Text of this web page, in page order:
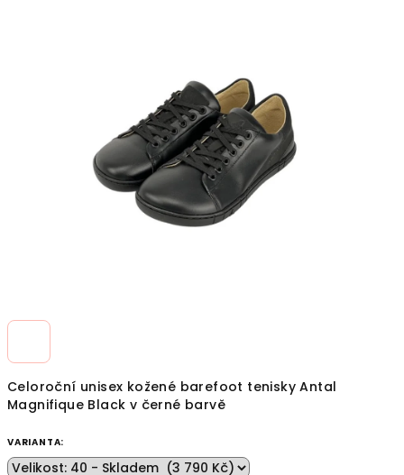
Celoroční unisex kožené barefoot tenisky Antal
Magnifique Black v černé barvě
VARIANTA: